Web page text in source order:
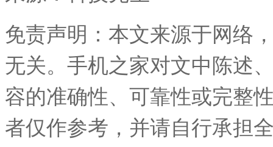
免责声明：本文来源于网络
无关。手机之家对文中陈述
容的准确性、可靠性或完整
者仅作参考，并请自行承担